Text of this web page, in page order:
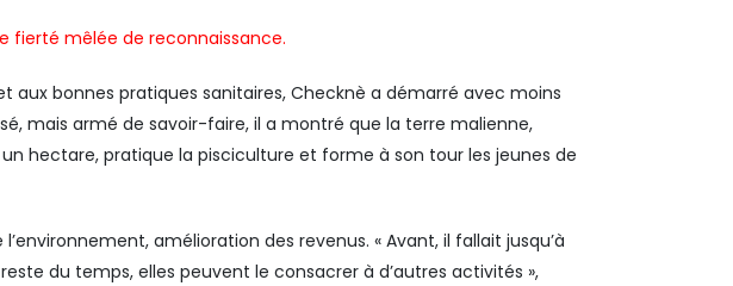
fierté mêlée de reconnaissance.
aux bonnes pratiques sanitaires, Checknè a démarré avec moins
mais armé de savoir-faire, il a montré que la terre malienne,
hectare, pratique la pisciculture et forme à son tour les jeunes de
amélioration des revenus. « Avant, il fallait jusqu’à
du temps, elles peuvent le consacrer à d’autres activités »,